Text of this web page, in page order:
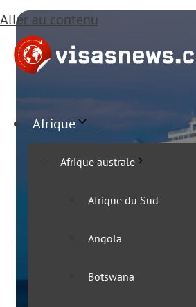
Aller au contenu
Afrique
Afrique australe
Afrique du Sud
Angola
Botswana